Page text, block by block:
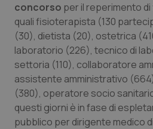
Valle D’Aosta
Veneto
Oncodermatologia
Oncoematologia
Oncologia & Nutrizione
Psoriasi & pelle
concorso per il reperimento
quali fisioterapista (130
(30), dietista (20), ostetrica
laboratorio (226), tecnico di
settoria (110), collaboratore
assistente amministrativo
(380), operatore socio
questi giorni è in fase di
pubblico per dirigente medico